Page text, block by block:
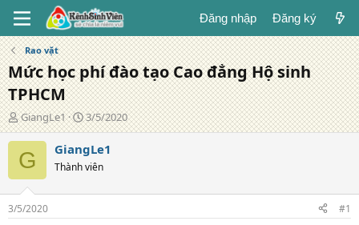
Đăng nhập Đăng ký
Rao vặt
Mức học phí đào tạo Cao đẳng Hộ sinh
TPHCM
T
á
c
g
ả
GiangLe1
N
g
à
y
đ
g
3/5/2020
G GiangLe1
Thành viên
3/5/2020 #1